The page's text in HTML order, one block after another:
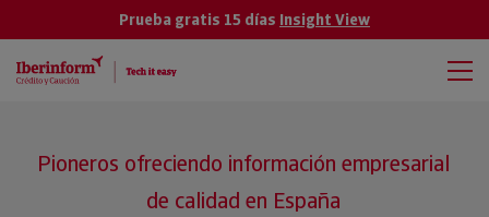
Prueba gratis 15 días Insight View
Pioneros ofreciendo información empresarial
de calidad en España